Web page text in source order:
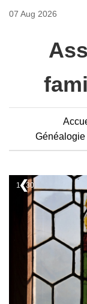
07 Aug 2026
1 / 30
❮